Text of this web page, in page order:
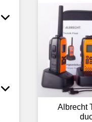
Albrecht